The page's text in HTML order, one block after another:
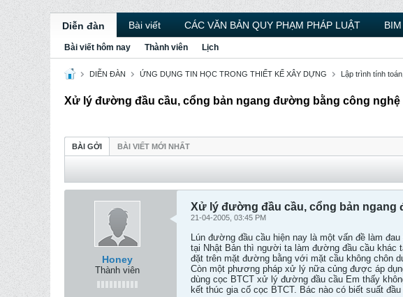
Diễn đàn Bài viết CÁC VĂN BẢN QUY PHẠM PHÁP LUẬT
Bài viết hôm nay Thành viên Lịch
DIỄN ĐÀN ỨNG DỤNG TIN HỌC TRONG THIẾT KẾ XÂY DỰNG Lập trình tính
Xử lý đường đầu cầu, cổng bản ngang đường bằng công
BÀI GỞI BÀI VIẾT MỚI NHẤT
Honey
Thành viên
Xử lý đường đầu cầu, cổng bản
21-04-2005, 03:45 PM
Lún đường đầu cầu hiện nay là một vấn đề làm
tại Nhật Bản thì người ta làm đường đầu cầu khác
đặt trên mặt đường bằng với mặt cầu không chôn
Còn một phương pháp xử lý nữa củng được áp
dùng cọc BTCT xử lý đường đầu cầu Em thấy
kết thúc gia cố cọc BTCT. Bác nào có biết suất